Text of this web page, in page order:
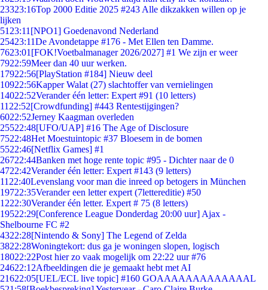
23323:16Top 2000 Editie 2025 #243 Alle dikzakken willen op je
lijken
51 23:11 [NPO1] Goedenavond Nederland
25423:11De Avondetappe #176 - Met Ellen ten Damme.
7623:01 [FOK!Voetbalmanager 2026/2027] #1 We zijn er weer
7922:59Meer dan 40 uur werken.
17922:56[PlayStation #184] Nieuw deel
10922:56Kapper Walat (27) slachtoffer van vernielingen
14022:52Verander één letter: Expert #91 (10 letters)
11 22:52[Crowdfunding] #443 Rentestijgingen?
6022:52Jerney Kaagman overleden
25522:48[UFO/UAP] #16 The Age of Disclosure
7522:48Het Moestuintopic #37 Bloesem in de bomen
5522:46[Netflix Games] #1
26722:44Banken met hoge rente topic #95 - Dichter naar de 0
4722:42Verander één letter: Expert #143 (9 letters)
11 22:40Levenslang voor man die inreed op betogers in München
19722:35Verander een letter expert (7lettereditie) #50
1222:30Verander één letter. Expert # 75 (8 letters)
19522:29[Conference League Donderdag 20:00 uur] Ajax -
Shelbourne FC #2
4322:28[Nintendo & Sony] The Legend of Zelda
3822:28Woningtekort: dus ga je woningen slopen, logisch
18022:22Post hier zo vaak mogelijk om 22:22 uur #76
24622:12Afbeeldingen die je gemaakt hebt met AI
21622:05[UEL/ECL live topic] #160 GOAAAAAAAAAAAAAL